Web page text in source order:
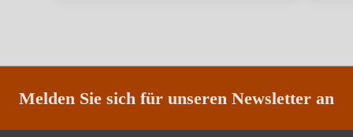
Melden Sie sich für unseren Newsletter an